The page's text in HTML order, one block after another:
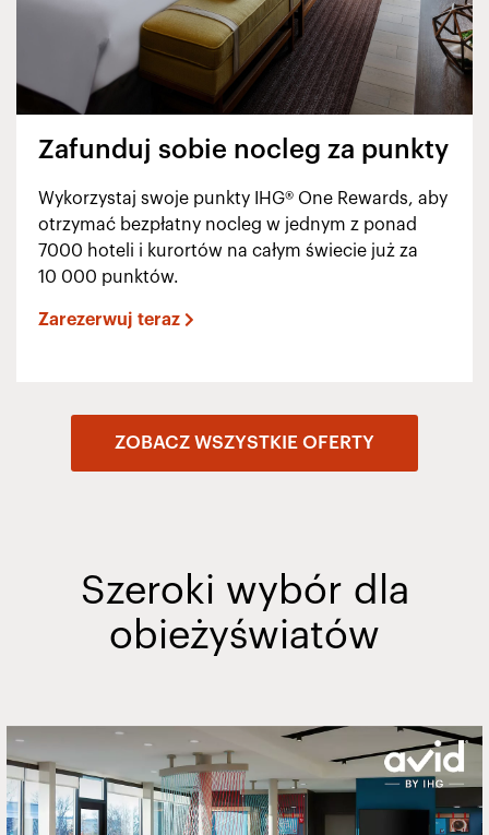
Zafunduj sobie nocleg za punkty
Wykorzystaj swoje punkty IHG® One Rewards, aby
otrzymać bezpłatny nocleg w jednym z ponad
7000 hoteli i kurortów na całym świecie już za
10 000 punktów.
Zarezerwuj teraz
ZOBACZ WSZYSTKIE OFERTY
Szeroki wybór dla
obieżyświatów
Slide
of
20